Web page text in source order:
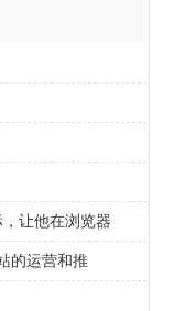
让他在浏览器
的运营和推